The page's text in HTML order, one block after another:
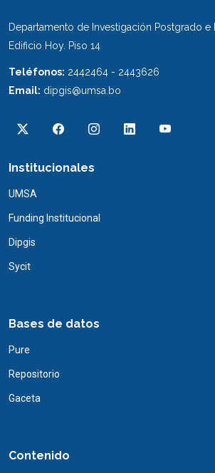
Departamento de Investigación Postgrado e
Edificio Hoy. Piso 14
Teléfonos: 2442464 - 2443626
Email: dipgis@umsa.bo
Institucionales
UMSA
Funding Institucional
Dipgis
Sycit
Bases de datos
Pure
Repositorio
Gaceta
Contenido